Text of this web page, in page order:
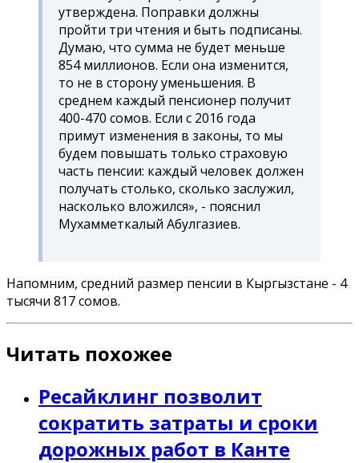
утверждена. Поправки должны
пройти три чтения и быть подписаны.
Думаю, что сумма не будет меньше
854 миллионов. Если она изменится,
то не в сторону уменьшения. В
среднем каждый пенсионер получит
400-470 сомов. Если с 2016 года
примут изменения в законы, то мы
будем повышать только страховую
часть пенсии: каждый человек должен
получать столько, сколько заслужил,
насколько вложился», - пояснил
Мухамметкалый Абулгазиев.
Напомним, средний размер пенсии в Кыргызстане - 4
тысячи 817 сомов.
Читать похожее
Ресайклинг позволит
сократить затраты и сроки
дорожных работ в Канте